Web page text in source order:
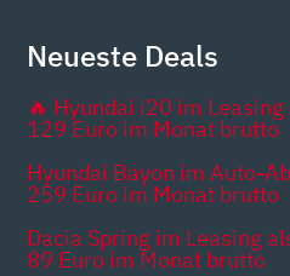
Neueste Deals
🔥 Hyundai i20 im
129 Euro im Monat brutto
Hyundai Bayon im Auto-
259 Euro im Monat brutto
Dacia Spring im Leasing
89 Euro im Monat brutto